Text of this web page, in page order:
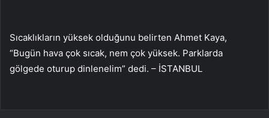
Sıcaklıkların yüksek olduğunu belirten Ahmet Kaya,
“Bugün hava çok sıcak, nem çok yüksek. Parklarda
gölgede oturup dinlenelim” dedi. – İSTANBUL